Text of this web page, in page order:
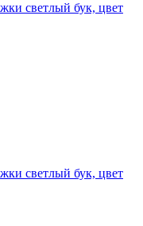
светлый бук, цвет
светлый бук, цвет